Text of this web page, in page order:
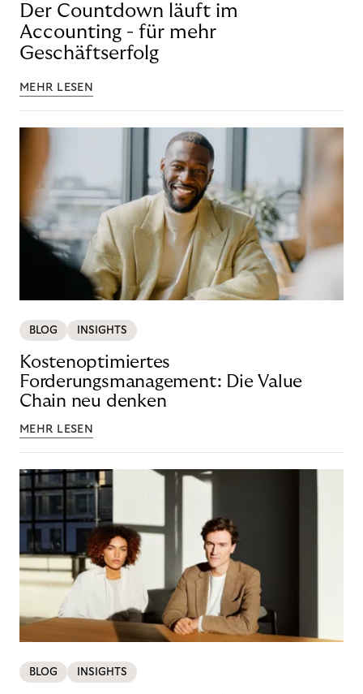
Der Countdown läuft im
Accounting - für mehr
Geschäftserfolg
MEHR LESEN
BLOG INSIGHTS
Kostenoptimiertes
Forderungsmanagement: Die Value
Chain neu denken
MEHR LESEN
BLOG INSIGHTS